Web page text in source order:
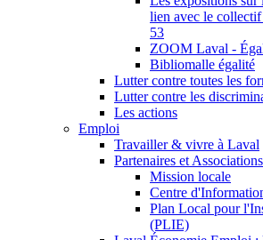
lien avec le
53
ZOOM Laval -
Bibliomalle égalité
Lutter contre toutes les
Lutter contre les
Les actions
Emploi
Travailler & vivre à Laval
Partenaires et Associations
Mission locale
Centre
Plan Local pour
(PLIE)